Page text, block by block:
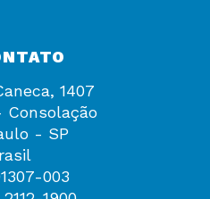
1407
Consolação
- SP
003